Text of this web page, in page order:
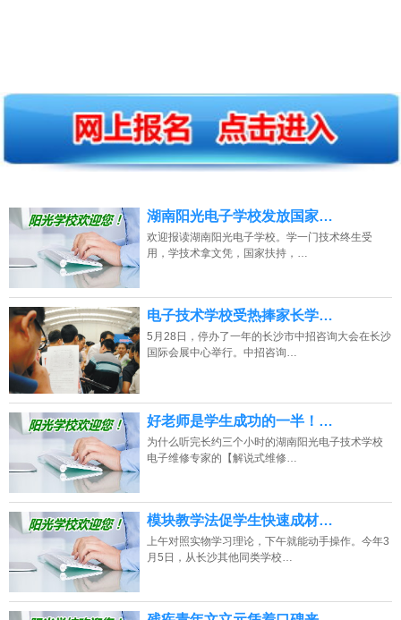
湖南阳光电子学校发放国家…
欢迎报读湖南阳光电子学校。学一门技术终生受
用，学技术拿文凭，国家扶持，…
电子技术学校受热捧家长学…
5月28日，停办了一年的长沙市中招咨询大会在长沙
国际会展中心举行。中招咨询…
好老师是学生成功的一半！…
为什么听完长约三个小时的湖南阳光电子技术学校
电子维修专家的【解说式维修…
模块教学法促学生快速成材…
上午对照实物学习理论，下午就能动手操作。今年3
月5日，从长沙其他同类学校…